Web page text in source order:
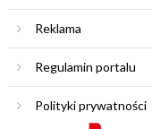
Reklama
Regulamin portalu
Polityki prywatności